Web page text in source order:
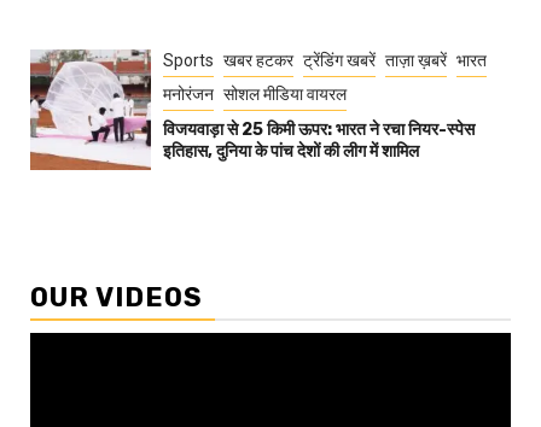
Sports खबर हटकर ट्रेंडिंग खबरें ताज़ा ख़बरें भारत
मनोरंजन सोशल मीडिया वायरल
विजयवाड़ा से 25 किमी ऊपर: भारत ने रचा नियर-स्पेस
इतिहास, दुनिया के पांच देशों की लीग में शामिल
OUR VIDEOS